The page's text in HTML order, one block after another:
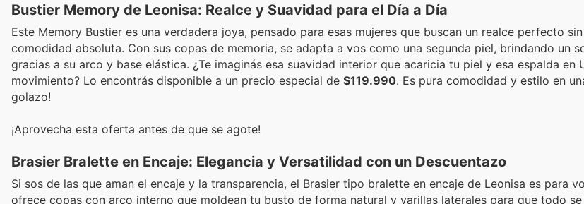
Bustier Memory de Leonisa: Realce y Suavidad para el Día a Día
Este Memory Bustier es una verdadera joya, pensado para esas mujeres que buscan un realce perfecto
comodidad absoluta. Con sus copas de memoria, se adapta a vos como una segunda piel, brindando un
gracias a su arco y base elástica. ¿Te imaginás esa suavidad interior que acaricia tu piel y esa espalda en
movimiento? Lo encontrás disponible a un precio especial de $119.990. Es pura comodidad y estilo en
golazo!
¡Aprovecha esta oferta antes de que se agote!
Brasier Bralette en Encaje: Elegancia y Versatilidad con un Descuentazo
Si sos de las que aman el encaje y la transparencia, el Brasier tipo bralette en encaje de Leonisa es para
ofrece copas con arco interno que moldean tu busto de forma natural y varillas laterales para que todo